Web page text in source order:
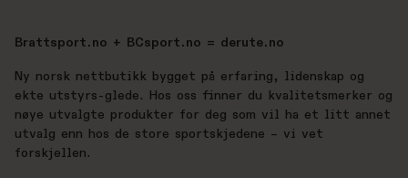
Brattsport.no + BCsport.no = derute.no
Ny norsk nettbutikk bygget på erfaring, lidenskap og
ekte utstyrs-glede. Hos oss finner du kvalitetsmerker og
nøye utvalgte produkter for deg som vil ha et litt annet
utvalg enn hos de store sportskjedene – vi vet
forskjellen.